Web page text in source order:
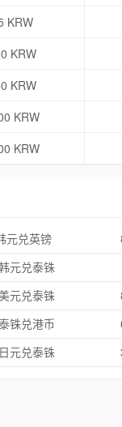
KRW
KRW
KRW
KRW
KRW
元兑英镑
元兑泰铢
元兑泰铢
铢兑港币
元兑泰铢